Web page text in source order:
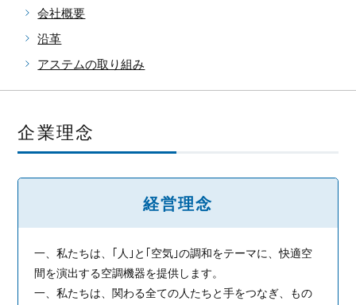
会社概要
沿革
アステムの取り組み
企業理念
経営理念
一、私たちは、｢人｣と｢空気｣の調和をテーマに、快適空
間を演出する空調機器を提供します。
一、私たちは、関わる全ての人たちと手をつなぎ、もの